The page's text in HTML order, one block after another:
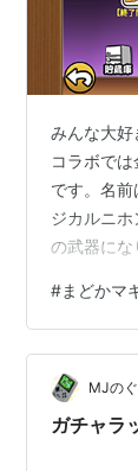
みんな大
コラボで
です。名
ジカルニ
の武器に
ルガンギマ
ボとか・
推しです
確定ガチャ
ねこファ
#まどかマ
MJの
ガチャラ